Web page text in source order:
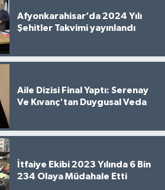
Afyonkarahisar’da 2024 Yılı
Şehitler Takvimi yayınlandı
Aile Dizisi Final Yaptı: Serenay
Ve Kıvanç'tan Duygusal Veda
İtfaiye Ekibi 2023 Yılında 6 Bin
234 Olaya Müdahale Etti